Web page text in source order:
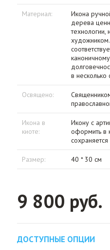
Материал:
Икона
дерева
технологии,
в несколько
Освящено:
Икона в
киоте:
Икону с
оформить в
Размер: 40 * 30 см
9 800 руб.
ДОСТУПНЫЕ ОПЦИИ